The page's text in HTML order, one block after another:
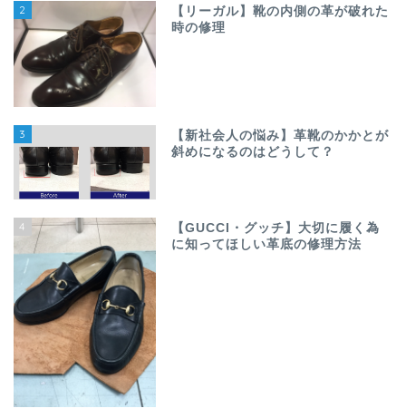
2
【リーガル】靴の内側の革が破れた
時の修理
3
【新社会人の悩み】革靴のかかとが
斜めになるのはどうして？
4
【GUCCI・グッチ】大切に履く為
に知ってほしい革底の修理方法